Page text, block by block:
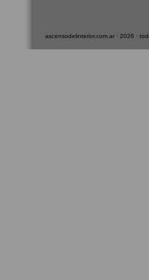
ascensodelinterior.com.ar · 2026 ·